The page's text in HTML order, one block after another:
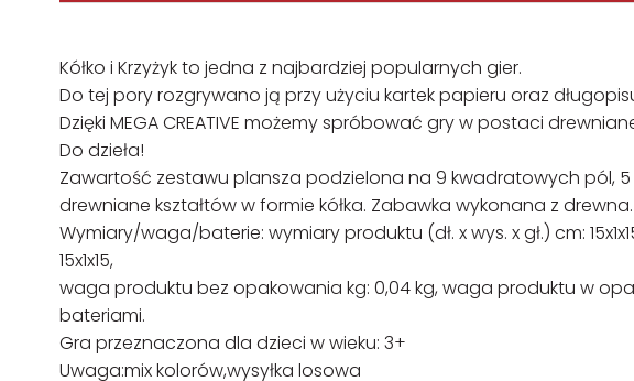
Kółko i Krzyżyk to jedna z najbardziej popularnych gier.
Do tej pory rozgrywano ją przy użyciu kartek papieru oraz
Dzięki MEGA CREATIVE możemy spróbować gry w postaci
Do dzieła!
Zawartość zestawu plansza podzielona na 9 kwadratowych pól, 5
drewniane kształtów w formie kółka. Zabawka wykonana z
Wymiary/waga/baterie: wymiary produktu (dł. x wys. x gł.) cm:
15x1x15,
waga produktu bez opakowania kg: 0,04 kg, waga produktu w
bateriami.
Gra przeznaczona dla dzieci w wieku: 3+
Uwaga:mix kolorów,wysyłka losowa